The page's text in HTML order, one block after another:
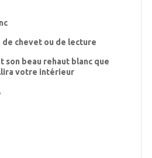
chevet ou de lecture
son beau rehaut blanc que
votre intérieur